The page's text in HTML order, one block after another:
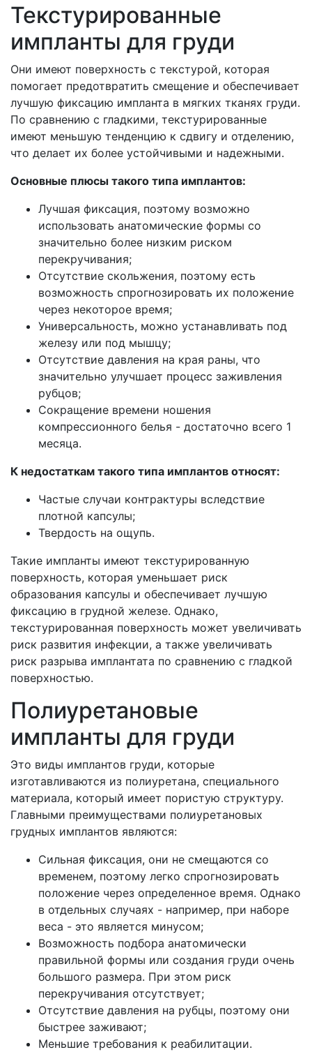
Текстурированные
импланты для груди
Они имеют поверхность с текстурой, которая
помогает предотвратить смещение и обеспечивает
лучшую фиксацию импланта в мягких тканях груди.
По сравнению с гладкими, текстурированные
имеют меньшую тенденцию к сдвигу и отделению,
что делает их более устойчивыми и надежными.
Основные плюсы такого типа имплантов:
Лучшая фиксация, поэтому возможно
использовать анатомические формы со
значительно более низким риском
перекручивания;
Отсутствие скольжения, поэтому есть
возможность спрогнозировать их положение
через некоторое время;
Универсальность, можно устанавливать под
железу или под мышцу;
Отсутствие давления на края раны, что
значительно улучшает процесс заживления
рубцов;
Сокращение времени ношения
компрессионного белья - достаточно всего 1
месяца.
К недостаткам такого типа имплантов относят:
Частые случаи контрактуры вследствие
плотной капсулы;
Твердость на ощупь.
Такие импланты имеют текстурированную
поверхность, которая уменьшает риск
образования капсулы и обеспечивает лучшую
фиксацию в грудной железе. Однако,
текстурированная поверхность может увеличивать
риск развития инфекции, а также увеличивать
риск разрыва имплантата по сравнению с гладкой
поверхностью.
Полиуретановые
импланты для груди
Это виды имплантов груди, которые
изготавливаются из полиуретана, специального
материала, который имеет пористую структуру.
Главными преимуществами полиуретановых
грудных имплантов являются:
Сильная фиксация, они не смещаются со
временем, поэтому легко спрогнозировать
положение через определенное время. Однако
в отдельных случаях - например, при наборе
веса - это является минусом;
Возможность подбора анатомически
правильной формы или создания груди очень
большого размера. При этом риск
перекручивания отсутствует;
Отсутствие давления на рубцы, поэтому они
быстрее заживают;
Меньшие требования к реабилитации.